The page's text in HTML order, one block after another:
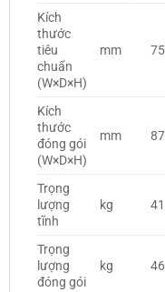
Kích
thước
tiêu
chuẩn
(W×D×H)
mm
Kích
thước
đóng gói
(W×D×H)
mm
Trọng
lượng
tĩnh
kg 41
Trọng
lượng
đóng gói
kg 46